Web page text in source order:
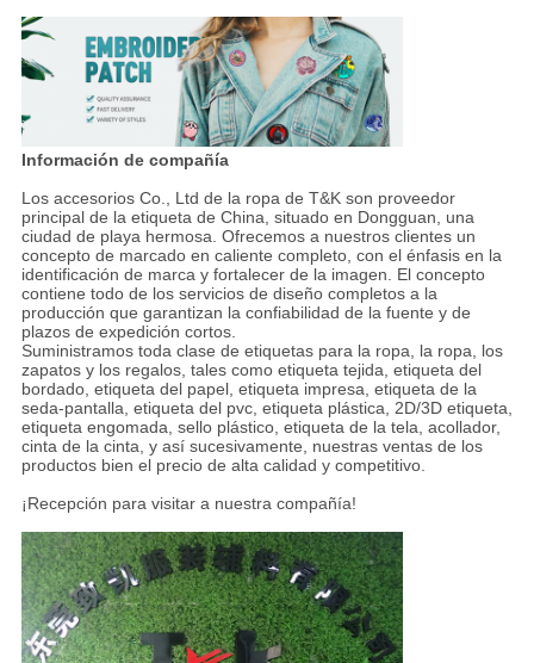
Información de compañía
Los accesorios Co., Ltd de la ropa de T&K son proveedor
principal de la etiqueta de China, situado en Dongguan, una
ciudad de playa hermosa. Ofrecemos a nuestros clientes un
concepto de marcado en caliente completo, con el énfasis en la
identificación de marca y fortalecer de la imagen. El concepto
contiene todo de los servicios de diseño completos a la
producción que garantizan la confiabilidad de la fuente y de
plazos de expedición cortos.
Suministramos toda clase de etiquetas para la ropa, la ropa, los
zapatos y los regalos, tales como etiqueta tejida, etiqueta del
bordado, etiqueta del papel, etiqueta impresa, etiqueta de la
seda-pantalla, etiqueta del pvc, etiqueta plástica, 2D/3D etiqueta,
etiqueta engomada, sello plástico, etiqueta de la tela, acollador,
cinta de la cinta, y así sucesivamente, nuestras ventas de los
productos bien el precio de alta calidad y competitivo.
¡Recepción para visitar a nuestra compañía!